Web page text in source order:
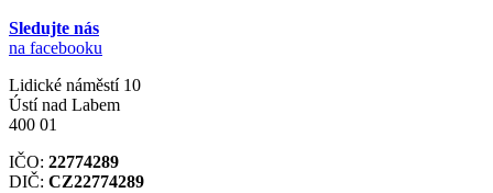
Sledujte nás
na facebooku
Lidické náměstí 10
Ústí nad Labem
400 01
IČO: 22774289
DIČ: CZ22774289